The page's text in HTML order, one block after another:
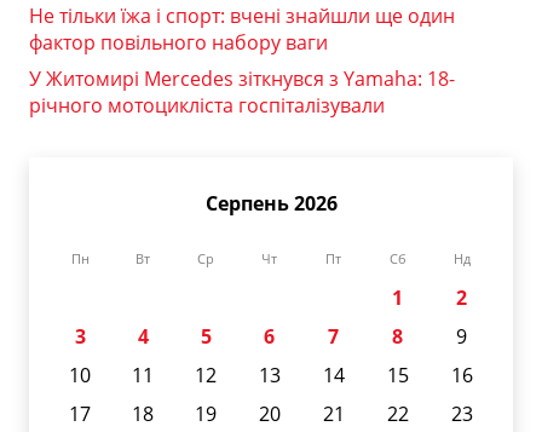
Не тільки їжа і спорт: вчені знайшли ще один
фактор повільного набору ваги
У Житомирі Mercedes зіткнувся з Yamaha: 18-
річного мотоцикліста госпіталізували
Серпень 2026
Пн Вт Ср Чт Пт Сб Нд
1
2
3
4 5 6 7 8
9
10
11 12 13 14 15
16
17
18 19 20 21 22
23